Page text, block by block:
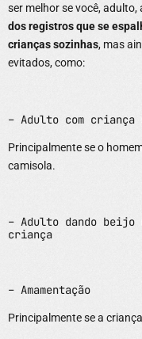
ser melhor se você,
dos registros que se
crianças sozinhas, mas
evitados, como:
– Adulto com criança
Principalmente se o
camisola.
– Adulto dando beijo
criança
– Amamentação
Principalmente se a